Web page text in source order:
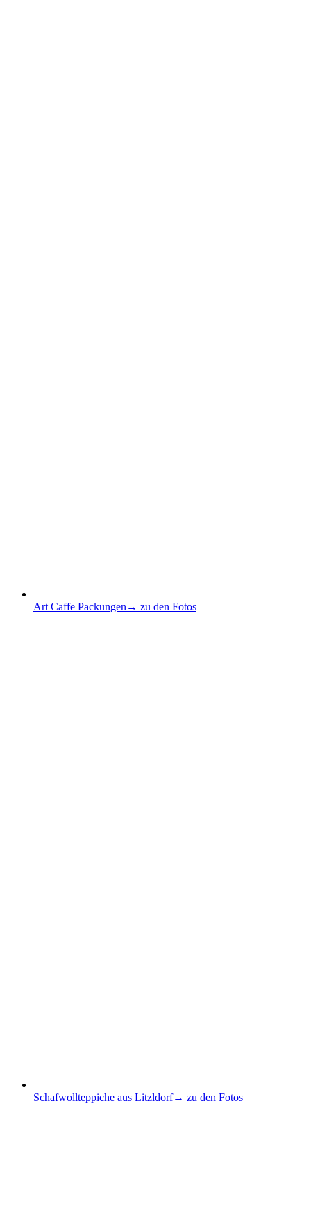
Art Caffe Packungen → zu den Fotos
Schafwollteppiche aus Litzldorf→ zu den Fotos